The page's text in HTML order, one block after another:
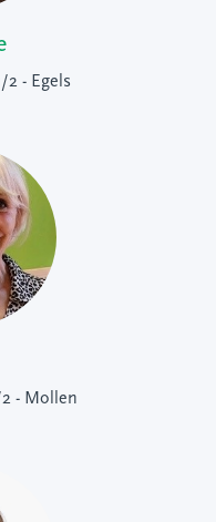
2 - Egels
- Mollen